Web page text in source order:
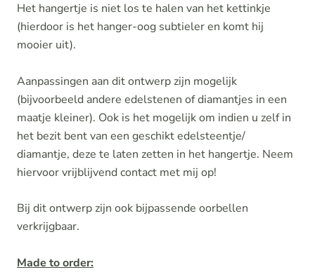
Het hangertje is niet los te halen van het kettinkje
(hierdoor is het hanger-oog subtieler en komt hij
mooier uit).
Aanpassingen aan dit ontwerp zijn mogelijk
(bijvoorbeeld andere edelstenen of diamantjes in een
maatje kleiner). Ook is het mogelijk om indien u zelf in
het bezit bent van een geschikt edelsteentje/
diamantje, deze te laten zetten in het hangertje. Neem
hiervoor vrijblijvend contact met mij op!
Bij dit ontwerp zijn ook bijpassende oorbellen
verkrijgbaar.
Made to order: